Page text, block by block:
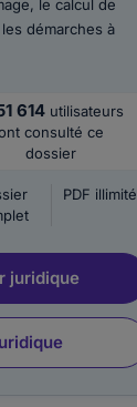
le calcul de
les démarches à
614 utilisateurs
consulté ce
dossier
PDF illimité
juridique